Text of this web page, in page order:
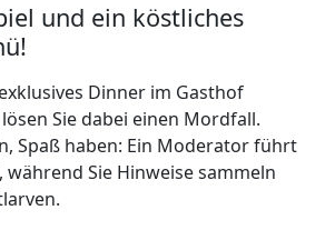
und ein köstliches
Dinner im Gasthof
Sie dabei einen Mordfall.
Spaß haben: Ein Moderator führt
Sie Hinweise sammeln